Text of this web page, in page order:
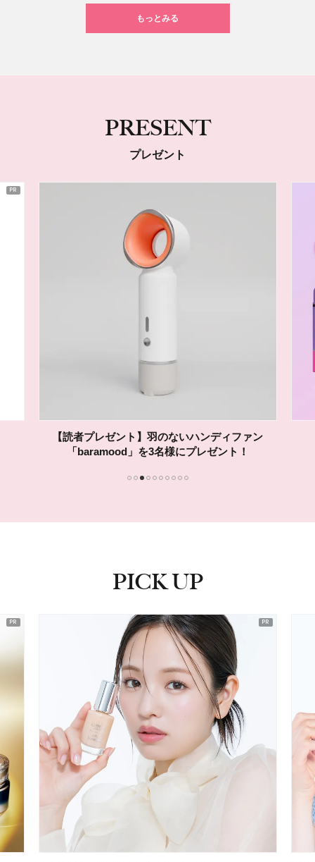
もっとみる
PRESENT
プレゼント
【読者プレゼント】羽のないハンディファン
「baramood」を3名様にプレゼント！
PICK UP